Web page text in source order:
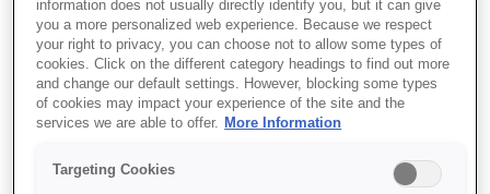
Best for under-counter POS
setups that need a compact,
front-loading thermal receipt
printer.
Thermal POS printer
information does not usually directly identify you, but it can give
you a more personalized web experience. Because we respect
your right to privacy, you can choose not to allow some types of
cookies. Click on the different category headings to find out more
and change our default settings. However, blocking some types
of cookies may impact your experience of the site and the
services we are able to offer.
More Information
Targeting Cookies